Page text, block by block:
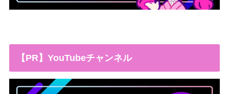
【PR】YouTubeチャンネル